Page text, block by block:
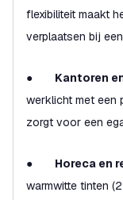
flexibiliteit maakt
verplaatsen bij
● Kantoren
werklicht met een
zorgt voor een
● Horeca en
warmwitte tinten